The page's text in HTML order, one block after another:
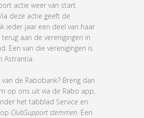
actie weer van start
deze actie geeft de
ieder jaar een deel van haar
aan de verenigingen in
Een van die verenigingen is
Astrantia.
van de Rabobank? Breng dan
op ons uit via de Rabo app,
het tabblad Service en
ClubSupport stemmen. Een